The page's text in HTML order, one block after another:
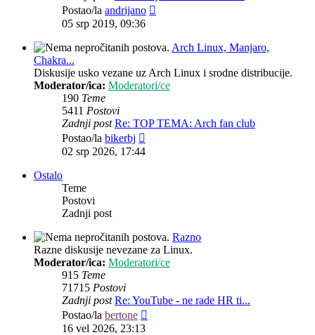
Postao/la andrijano
05 srp 2019, 09:36
Arch Linux, Manjaro,
Chakra...
Diskusije usko vezane uz Arch Linux i srodne distribucije.
Moderator/ica: Moderatori/ce
190 Teme
5411 Postovi
Zadnji post Re: TOP TEMA: Arch fan club
Postao/la bikerbj
02 srp 2026, 17:44
Ostalo
Teme
Postovi
Zadnji post
Razno
Razne diskusije nevezane za Linux.
Moderator/ica: Moderatori/ce
915 Teme
71715 Postovi
Zadnji post Re: YouTube - ne rade HR ti...
Postao/la bertone
16 vel 2026, 23:13